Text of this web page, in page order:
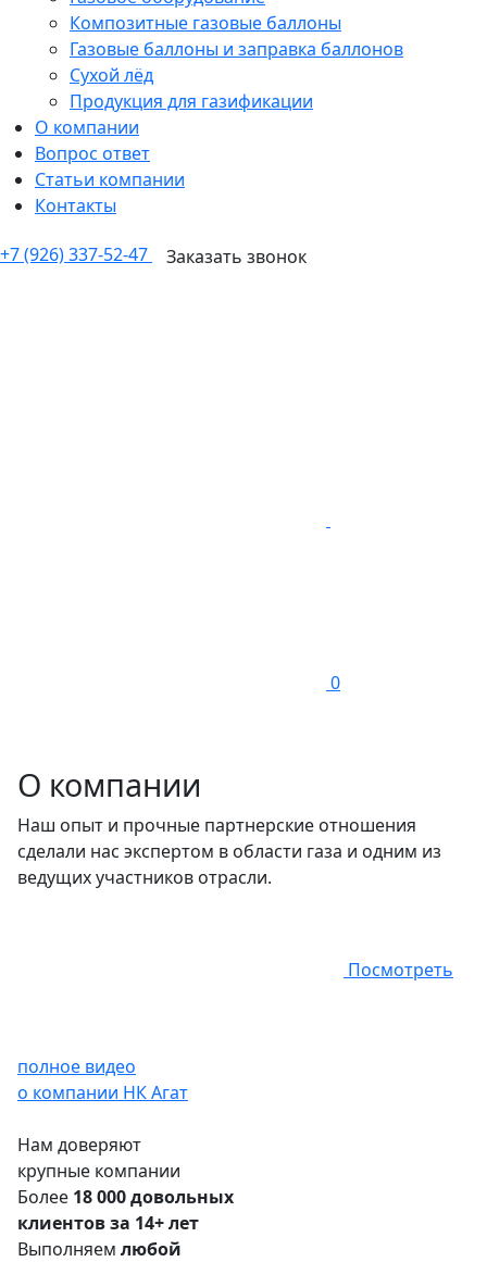
Композитные газовые баллоны
Газовые баллоны и заправка баллонов
Сухой лёд
Продукция для газификации
О компании
Вопрос ответ
Статьи компании
Контакты
+7 (926) 337-52-47 Заказать звонок
0
О компании
Наш опыт и прочные партнерские отношения
сделали нас экспертом в области газа и одним из
ведущих участников отрасли.
Посмотреть
полное видео
о компании НК Агат
Нам доверяют
крупные компании
Более 18 000 довольных
клиентов за 14+ лет
Выполняем любой